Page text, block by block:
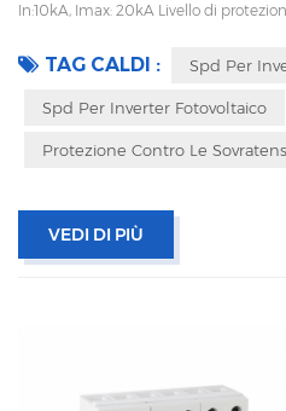
In:10kA, Imax: 20kA Livello di
OEM/ODM accettabile
TAG CALDI : Spd Per
Spd Per Inverter Fotovoltaico
Protezione Contro Le
VEDI DI PIÙ